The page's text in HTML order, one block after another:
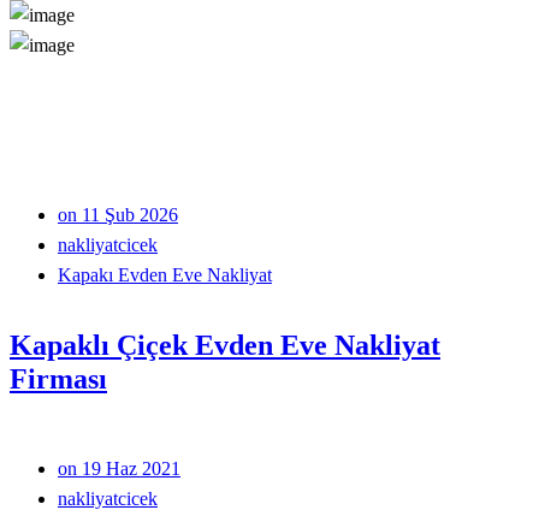
on 11 Şub 2026
nakliyatcicek
Kapakı Evden Eve Nakliyat
Kapaklı Çiçek Evden Eve Nakliyat
Firması
on 19 Haz 2021
nakliyatcicek